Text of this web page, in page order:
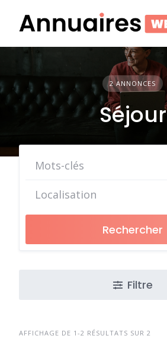
content
2 ANNONCES
Séjour
Rechercher
Filtre
AFFICHAGE DE 1-2 RÉSULTATS SUR 2